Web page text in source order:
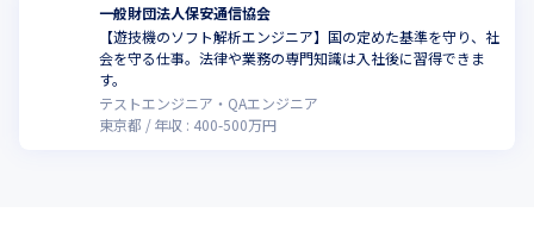
一般財団法人保安通信協会
【遊技機のソフト解析エンジニア】国の定めた基準を守り、社
会を守る仕事。法律や業務の専門知識は入社後に習得できま
す。
テストエンジニア・QAエンジニア
東京都
年収 : 400-500万円